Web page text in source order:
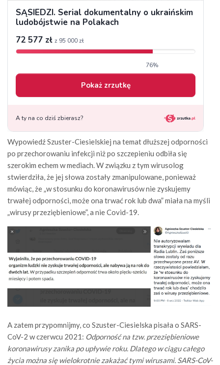
Wypowiedź Szuster-Ciesielskiej na temat dłuższej odporności
po przechorowaniu infekcji niż po szczepieniu odbiła się
szerokim echem w mediach. W związku z tym wirusolog
stwierdziła, że jej słowa zostały zmanipulowane, ponieważ
mówiąc, że „w stosunku do koronawirusów nie zyskujemy
trwałej odporności, może ona trwać rok lub dwa” miała na myśli
„wirusy przeziębieniowe”, a nie Covid-19.
A zatem przypomnijmy, co Szuster-Ciesielska pisała o SARS-
CoV-2 w czerwcu 2021: Odporność na tzw. przeziębieniowe
koronawirusy zanika po upływie roku. Dlatego w ciągu całego
życia można się wielokrotnie zakażać tymi wirusami. SARS-CoV-